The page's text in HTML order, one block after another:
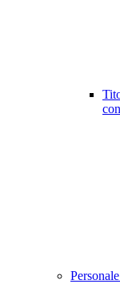
Personale